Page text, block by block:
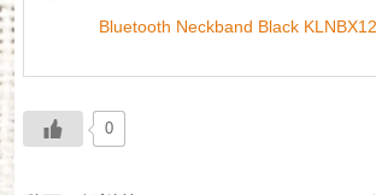
Bluetooth Neckband Black
0